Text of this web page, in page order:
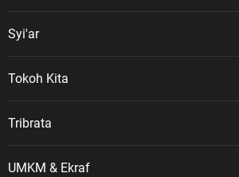
Syi'ar
Tokoh Kita
Tribrata
UMKM & Ekraf